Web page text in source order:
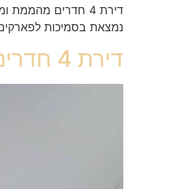
נמצאת בסמיכות
דירת 4 חדרים, בשכונת פארק המושבה